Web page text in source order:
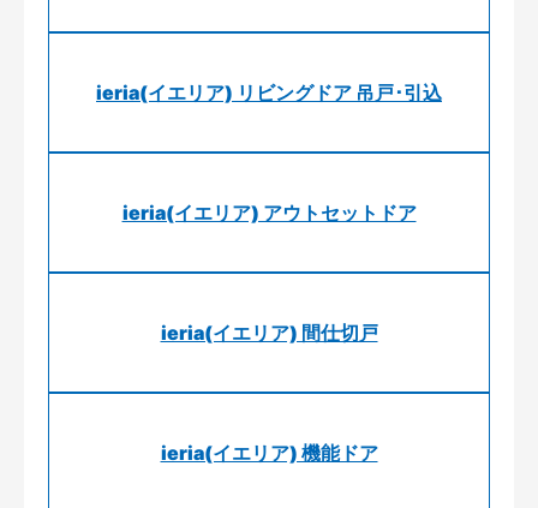
ieria(イエリア) リビングドア 吊戸･引込
ieria(イエリア) アウトセットドア
ieria(イエリア) 間仕切戸
ieria(イエリア) 機能ドア